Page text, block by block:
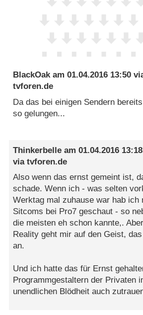
BlackOakam01.04.2016 13:50
tvforen.de
Da das bei einigen Sendern
so gelungen...
Thinkerbelle am01.04.2016 13:18
viatvforen.de
Also wenn das ernst gemeint ist,
schade. Wenn ich - was selten
Werktag mal zuhause war hab ich
Sitcoms bei Pro7 geschaut - so
die meisten eh schon kannte,.
Reality geht mir auf den Geist,
an.
Und ich hatte das für Ernst
Programmgestaltern der Privaten
unendlichen Blödheit auch